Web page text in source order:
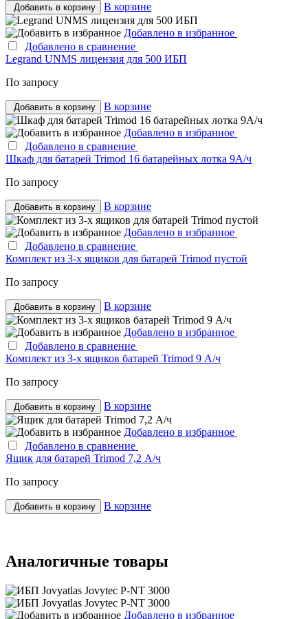
Добавить в корзину В корзине
Добавлено в избранное
Добавлено в сравнение
Legrand UNMS лицензия для 500 ИБП
По запросу
Добавить в корзину В корзине
Добавлено в избранное
Добавлено в сравнение
Шкаф для батарей Trimod 16 батарейных лотка 9A/ч
По запросу
Добавить в корзину В корзине
Добавлено в избранное
Добавлено в сравнение
Комплект из 3-х ящиков для батарей Trimod пустой
По запросу
Добавить в корзину В корзине
Добавлено в избранное
Добавлено в сравнение
Комплект из 3-х ящиков батарей Trimod 9 А/ч
По запросу
Добавить в корзину В корзине
Добавлено в избранное
Добавлено в сравнение
Ящик для батарей Trimod 7,2 А/ч
По запросу
Добавить в корзину В корзине
Аналогичные товары
Добавлено в избранное